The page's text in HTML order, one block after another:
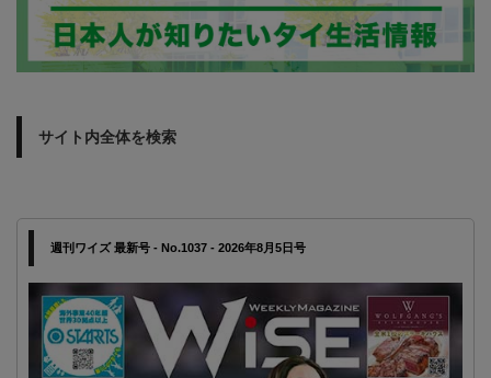
サイト内全体を検索
週刊ワイズ 最新号 - No.1037 - 2026年8月5日号